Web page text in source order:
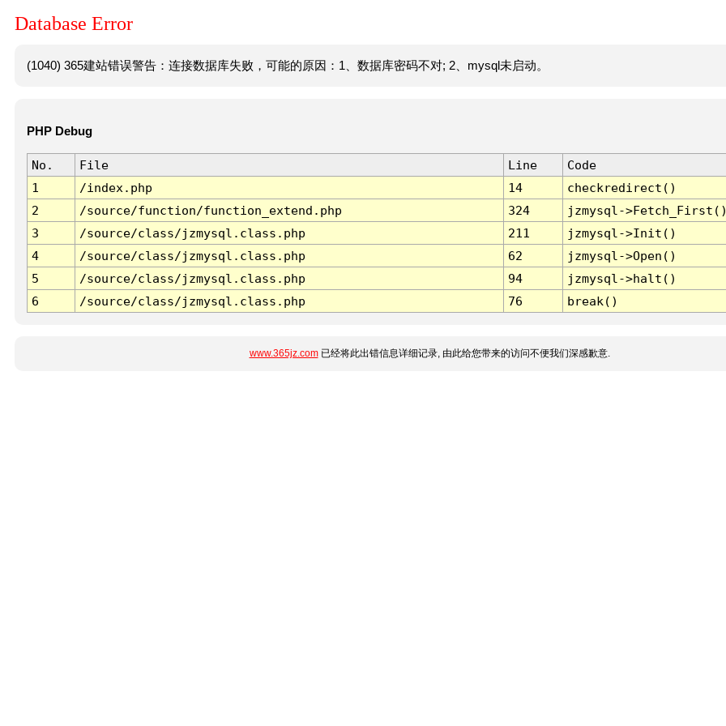
Database Error
(1040) 365建站错误警告：连接数据库失败，可能的原因：1、数据库密码不对; 2、mysql未启动。
PHP Debug
No. File Line
Code
1
/index.php 14
checkredirect()
2
/source/function/function_extend.php 324
jzmysql-
3
/source/class/jzmysql.class.php 211
jzmysql->Init()
4
/source/class/jzmysql.class.php 62
jzmysql->Open()
5
/source/class/jzmysql.class.php 94
jzmysql->halt()
6
/source/class/jzmysql.class.php 76 break()
www.365jz.com已经将此出错信息详细记录, 由此给您带来的访问不便我们深感歉意.